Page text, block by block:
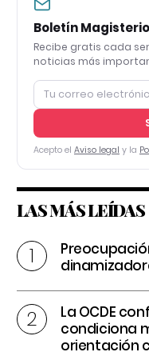
Boletín Magisterio
Recibe gratis cada
noticias más
Acepto el Aviso legal y la
LAS MÁS LEÍDAS
La OCDE
condiciona
orientación